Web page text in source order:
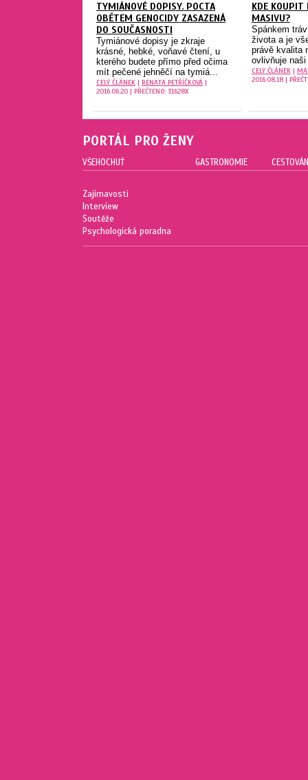
TYMIÁNOVÉ DOPISY. POCTA
OBĚTEM GENOCIDY ZASAZENÁ
DO SOUČASNOSTI
Tymiánové dopisy je zkraje
krásné, hebké, voňavé čtení, u
kterého budete přímo před očima
mít pečené jehněčí na tymiá...
CELÝ ČLÁNEK | RENATA PETŘÍČKOVÁ |
2016.06.20 | PŘEČTENO: 31628X
KDE KOUPIT
MASIVU?
Spánkem
života a je
právě kvalita
ovlivňuje
CELÝ ČLÁNEK|
2016.08.18 |
PORTÁL PRO ŽENY
VŠEHOCHUŤ
Zajímavosti
Interview
Soutěže
Psychologická poradna
GASTRONOMIE